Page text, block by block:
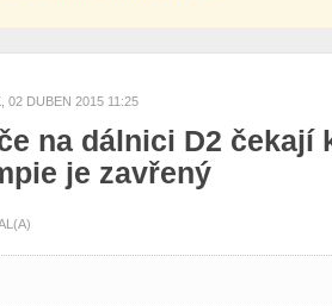
02 DUBEN 2015 11:25
na dálnici D2 čekají
je zavřený